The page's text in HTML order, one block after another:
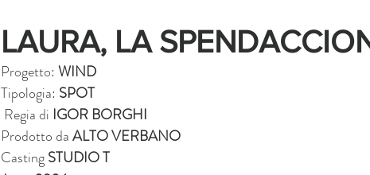
LAURA, LA
Progetto: WIND
Tipologia: SPOT
Regia di IGOR BORGHI
Prodotto da ALTO VERBANO
Casting STUDIO T